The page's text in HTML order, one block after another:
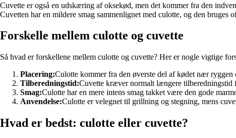
Cuvette er også en udskæring af oksekød, men det kommer fra den
Cuvetten har en mildere smag sammenlignet med culotte, og den bruges
Forskelle mellem culotte og cuvette
Så hvad er forskellene mellem culotte og cuvette? Her er nogle vigtige
Placering:Culotte kommer fra den øverste del af kødet nær
Tilberedningstid:Cuvette kræver normalt længere tilberedningstid
Smag:Culotte har en mere intens smag takket være den gode
Anvendelse:Culotte er velegnet til grillning og stegning, mens
Hvad er bedst: culotte eller cuvette?